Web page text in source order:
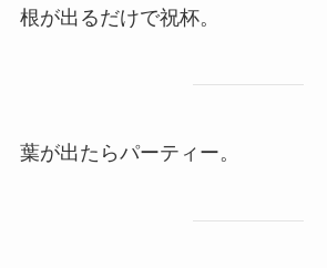
根が出るだけで祝杯。
葉が出たらパーティー。